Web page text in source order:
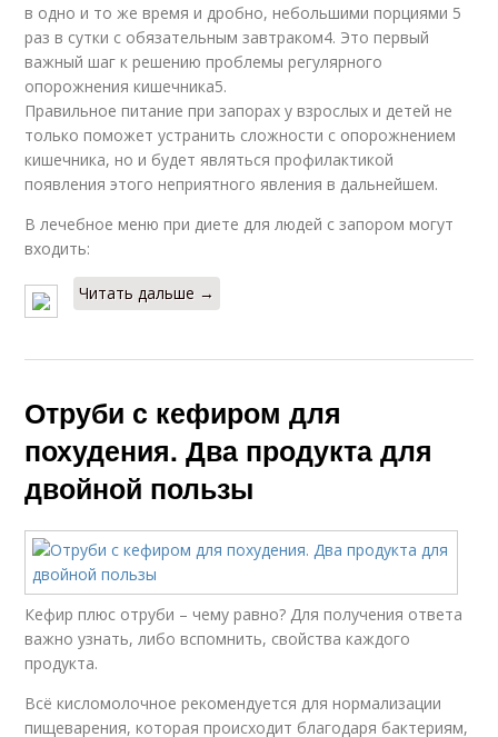
в одно и то же время и дробно, небольшими порциями 5
раз в сутки с обязательным завтраком4. Это первый
важный шаг к решению проблемы регулярного
опорожнения кишечника5.
Правильное питание при запорах у взрослых и детей не
только поможет устранить сложности с опорожнением
кишечника, но и будет являться профилактикой
появления этого неприятного явления в дальнейшем.
В лечебное меню при диете для людей с запором могут
входить:
Читать дальше →
Отруби с кефиром для
похудения. Два продукта для
двойной пользы
Кефир плюс отруби – чему равно? Для получения ответа
важно узнать, либо вспомнить, свойства каждого
продукта.
Всё кисломолочное рекомендуется для нормализации
пищеварения, которая происходит благодаря бактериям,